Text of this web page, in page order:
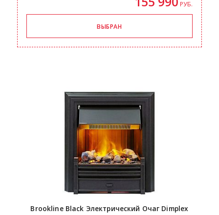
РУБ.
Brookline Black Электрический Очаг Dimplex